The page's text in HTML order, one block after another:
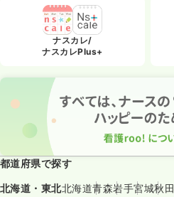
ナスカレ/
ナスカレPlus+
都道府県で探す
北海道・東北北海道青森岩手宮城秋田